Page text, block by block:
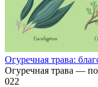
Огуречная трава:
Огуречная трава —
022